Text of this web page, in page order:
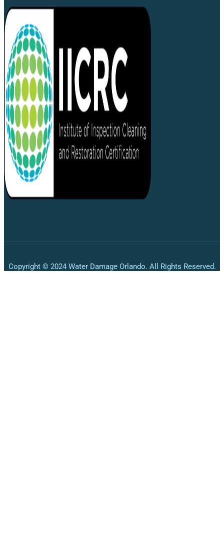
Copyright © 2024 Water Damage Orlando. All Rights Reserved.